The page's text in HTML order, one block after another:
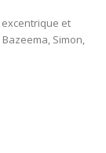
excentrique et
Simon,